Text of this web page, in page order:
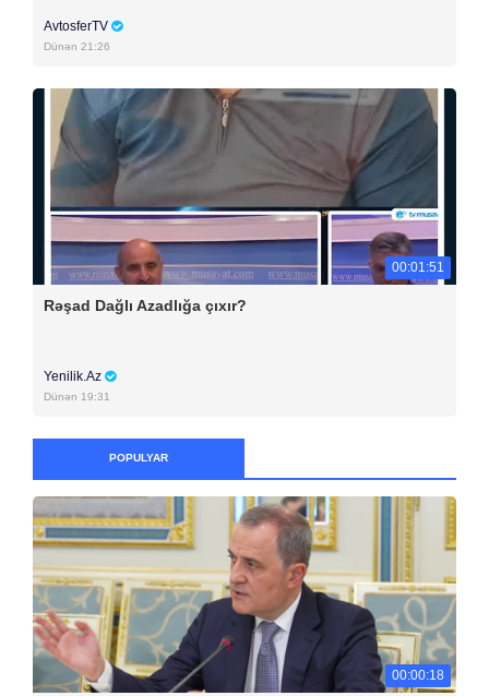
AvtosferTV
Dünən 21:26
00:01:51
Rəşad Dağlı Azadlığa çıxır?
Yenilik.Az
Dünən 19:31
POPULYAR
00:00:18